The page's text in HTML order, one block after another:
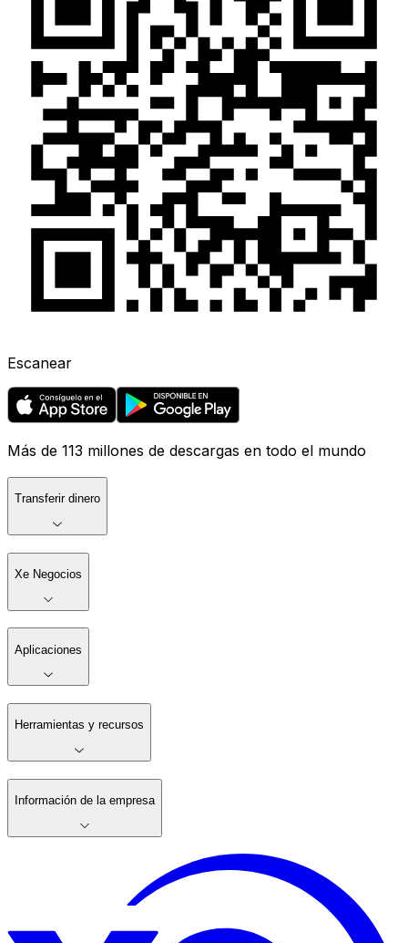
Escanear
Más de 113 millones de descargas en todo el mundo
Transferir dinero
Xe Negocios
Aplicaciones
Herramientas y recursos
Información de la empresa